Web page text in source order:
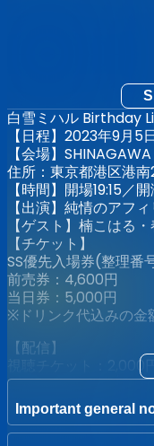
白雪ミハル Birthday
【日程】2023年9月5
【会場】
住所：東京都港区港
【時間】開場19:15／
【出演】純情のアフ
【ゲスト】楠こはる
【チケット】
SS優先入場券(整理番
前売券：4,600円
当日券：5,000円
※ドリンク代込みの金
【配信】
視聴チケット：2,000円
※アーカイブは9/12
【券売情報】
2023.8.19 11:00 先着
Important general